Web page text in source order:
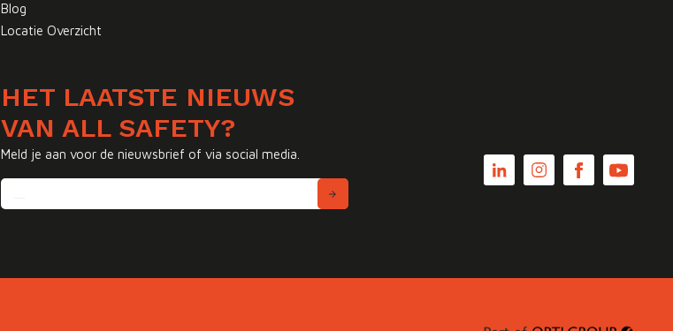
Blog
Locatie Overzicht
HET LAATSTE NIEUWS
VAN ALL SAFETY?
Meld je aan voor de nieuwsbrief of via social media.